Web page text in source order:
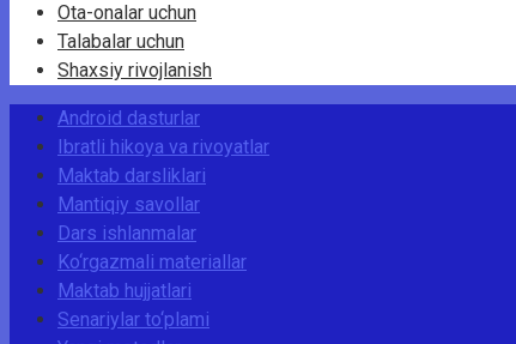
Ota-onalar uchun
Talabalar uchun
Shaxsiy rivojlanish
Android dasturlar
Ibratli hikoya va rivoyatlar
Maktab darsliklari
Mantiqiy savollar
Dars ishlanmalar
Ko‘rgazmali materiallar
Maktab hujjatlari
Senariylar to‘plami